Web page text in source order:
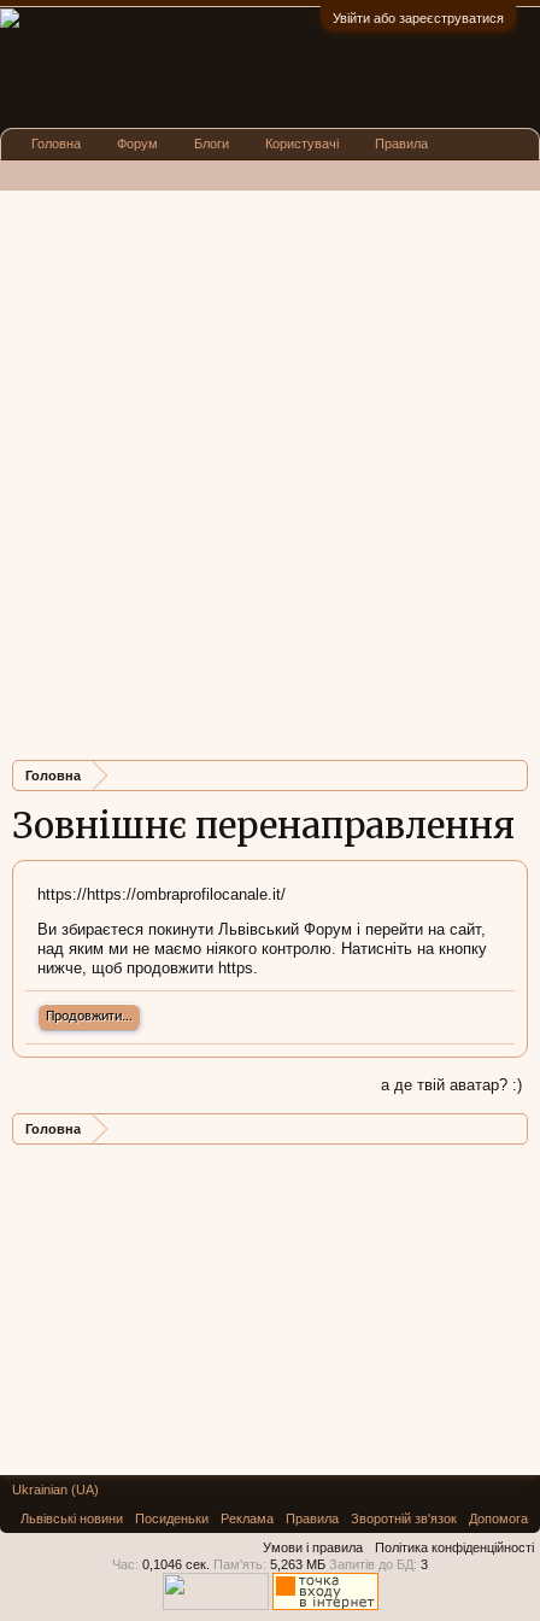
Увійти або зареєструватися
Головна
Зовнішнє перенаправлення
https://https://ombraprofilocanale.it/
Ви збираєтеся покинути Львівський Форум і перейти на сайт,
над яким ми не маємо ніякого контролю. Натисніть на кнопку
нижче, щоб продовжити https.
Продовжити...
а де твій аватар? :)
Головна
Головна Форум Блоги Користувачі Правила
Ukrainian (UA)
Львівські новини
Посиденьки Реклама Правила Зворотній зв'язок
Допомога
Умови і правила
Політика конфіденційності
Час: 0,1046 сек. Пам'ять: 5,263 МБ Запитів до БД: 3